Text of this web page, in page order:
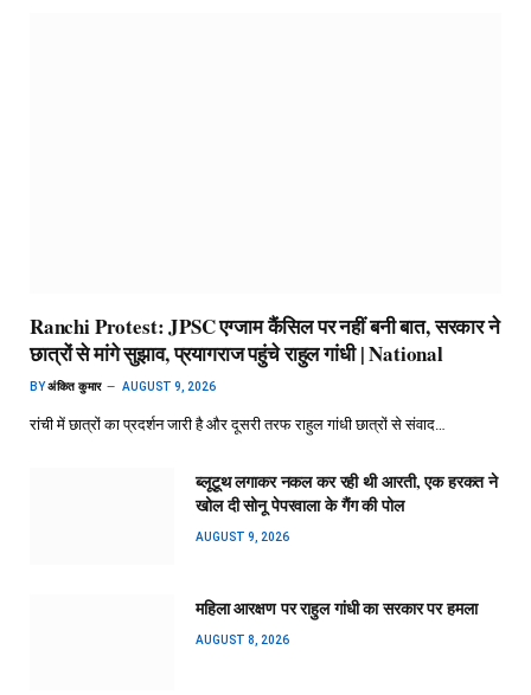
Ranchi Protest: JPSC एग्जाम कैंसिल पर नहीं बनी बात, सरकार ने
छात्रों से मांगे सुझाव, प्रयागराज पहुंचे राहुल गांधी | National
BYअंकित कुमार AUGUST 9, 2026
रांची में छात्रों का प्रदर्शन जारी है और दूसरी तरफ राहुल गांधी छात्रों से संवाद…
ब्लूटूथ लगाकर नकल कर रही थी आरती, एक हरकत ने
खोल दी सोनू पेपरवाला के गैंग की पोल
AUGUST 9, 2026
महिला आरक्षण पर राहुल गांधी का सरकार पर हमला
AUGUST 8, 2026